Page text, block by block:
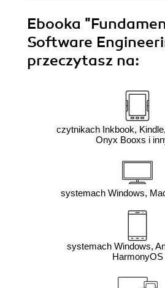
Ebooka
Software
przeczytasz na:
czytnikach Inkbook,
Onyx Booxs i
systemach Windows,
systemach Windows,
HarmonyOS